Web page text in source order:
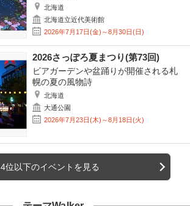
北海道
北海道立近代美術館
2026年7月17日(金)～8月30日(日)
2026さっぽろ夏まつり(第73回)
ビアガーデンや盆踊りが開催される札
幌の夏の風物詩
北海道
大通公園
2026年7月23日(木)～8月18日(火)
4位以下のイベントを見る